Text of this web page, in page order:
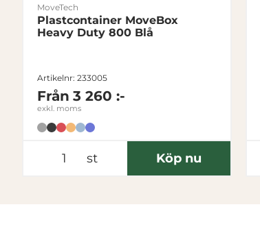
MoveTech
Plastcontainer MoveBox
Heavy Duty 800 Blå
Artikelnr: 233005
Från 3 260 :-
exkl. moms
st Köp nu